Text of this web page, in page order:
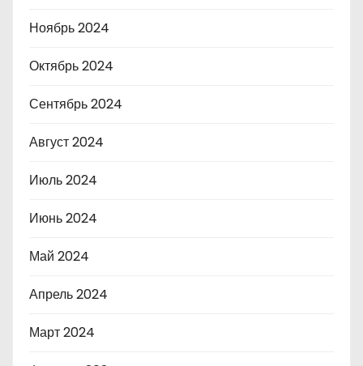
Ноябрь 2024
Октябрь 2024
Сентябрь 2024
Август 2024
Июль 2024
Июнь 2024
Май 2024
Апрель 2024
Март 2024